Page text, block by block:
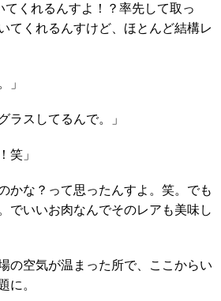
てくれるんすよ！？率先して取っ
てくれるんすけど、ほとんど結構レ
」
ラスしてるんで。」
笑」
かな？って思ったんすよ。笑。でも
でいいお肉なんでそのレアも美味し
の空気が温まった所で、ここからい
に。